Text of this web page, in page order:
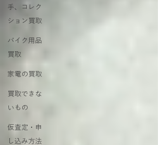
手、コレク
ション買取
バイク用品
買取
家電の買取
買取できな
いもの
仮査定・申
し込み方法